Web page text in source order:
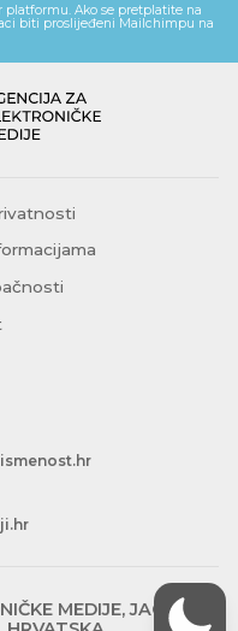
Ako se pretplatite na
biti proslijeđeni Mailchimpu na
MEDIJE, JAGIĆEVA